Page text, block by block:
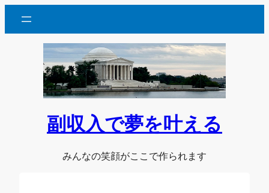
を
副収入で夢を叶える
みんなの笑顔がここで作られます